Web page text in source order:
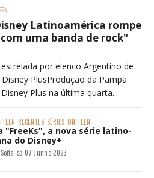
Latinoamérica rompe
uma banda de rock"
por elenco Argentino de
PlusProdução da Pampa
Plus na última quarta...
RECENTES SÉRIES UNITEEN
"FreeKs", a nova série latino-
do Disney+
07 Junho 2023